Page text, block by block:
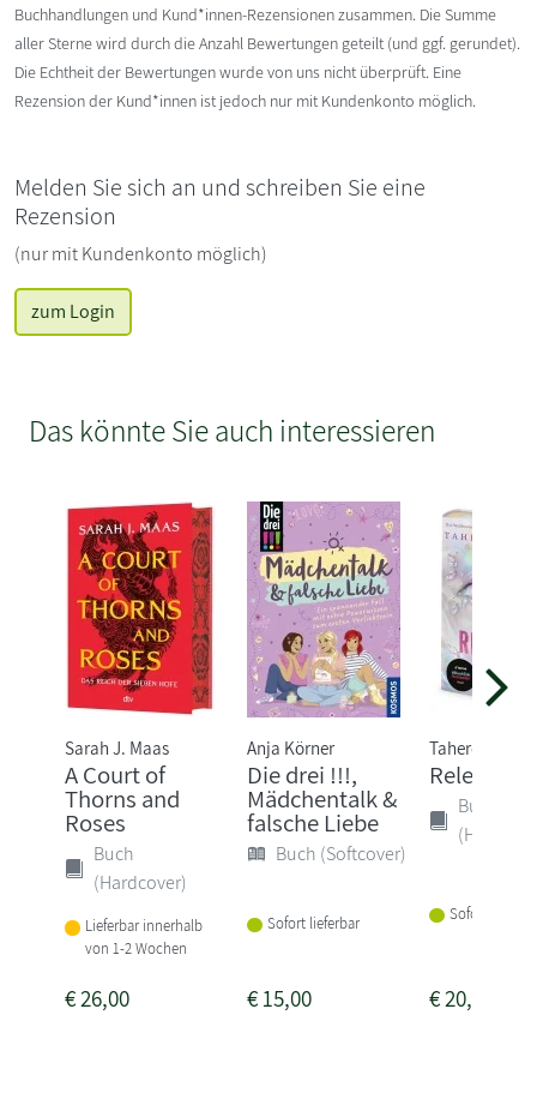
Buchhandlungen und Kund*innen-Rezensionen zusammen. Die Summe
aller Sterne wird durch die Anzahl Bewertungen geteilt (und ggf. gerundet).
Die Echtheit der Bewertungen wurde von uns nicht überprüft. Eine
Rezension der Kund*innen ist jedoch nur mit Kundenkonto möglich.
Melden Sie sich an und schreiben Sie eine
Rezension
(nur mit Kundenkonto möglich)
zum Login
Das könnte Sie auch interessieren
Sarah J. Maas
A Court of
Thorns and
Roses
Buch
(Hardcover)
Lieferbar innerhalb
von 1-2 Wochen
€26,00
Anja Körner
Die drei !!!,
Mädchentalk &
falsche Liebe
Buch (Softcover)
Sofort lieferbar
€15,00
Tahereh Mafi
Release
Buch
Sofort
€20,00